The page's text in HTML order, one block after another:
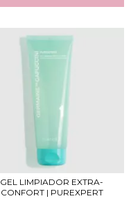
GEL LIMPIADOR EXTRA-
CONFORT | PUREXPERT